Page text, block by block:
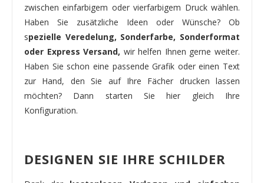
zwischen einfarbigem oder vierfarbigem Druck wählen.
Haben Sie zusätzliche Ideen oder Wünsche? Ob
spezielle Veredelung, Sonderfarbe, Sonderformat
oder Express Versand, wir helfen Ihnen gerne weiter.
Haben Sie schon eine passende Grafik oder einen Text
zur Hand, den Sie auf Ihre Fächer drucken lassen
möchten? Dann starten Sie hier gleich Ihre
Konfiguration.
DESIGNEN SIE IHRE SCHILDER